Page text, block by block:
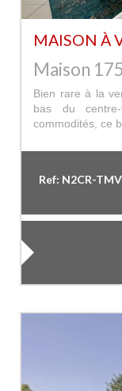
MAISON À
Maison
Bien rare à la
bas du
commodités, ce
Ref: N2CR-